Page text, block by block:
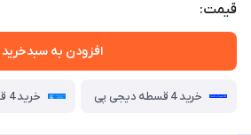
قیمت:
افزودن به سبدخرید
خرید 4 قسطه دیجی پی خرید 4 قسطه اسنپ پی